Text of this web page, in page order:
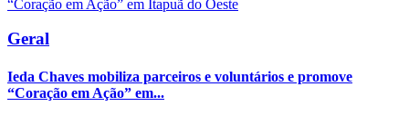
Geral
Ieda Chaves mobiliza parceiros e voluntários e promove
“Coração em Ação” em...